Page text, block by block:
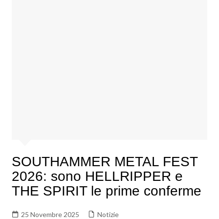
SOUTHAMMER METAL FEST
2026: sono HELLRIPPER e
THE SPIRIT le prime conferme
25 Novembre 2025 Notizie